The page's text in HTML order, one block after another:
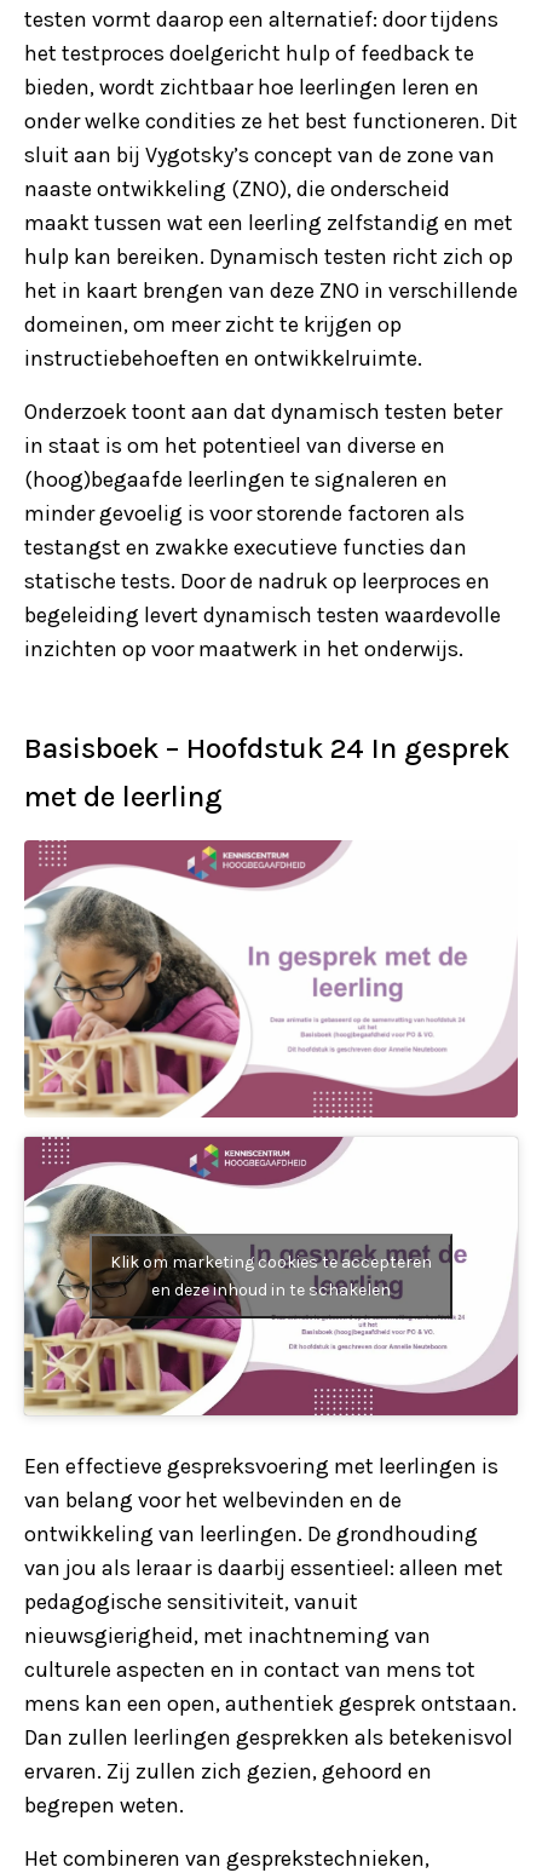
testen vormt daarop een alternatief: door tijdens
het testproces doelgericht hulp of feedback te
bieden, wordt zichtbaar hoe leerlingen leren en
onder welke condities ze het best functioneren. Dit
sluit aan bij Vygotsky’s concept van de zone van
naaste ontwikkeling (ZNO), die onderscheid
maakt tussen wat een leerling zelfstandig en met
hulp kan bereiken. Dynamisch testen richt zich op
het in kaart brengen van deze ZNO in verschillende
domeinen, om meer zicht te krijgen op
instructiebehoeften en ontwikkelruimte.
Onderzoek toont aan dat dynamisch testen beter
in staat is om het potentieel van diverse en
(hoog)begaafde leerlingen te signaleren en
minder gevoelig is voor storende factoren als
testangst en zwakke executieve functies dan
statische tests. Door de nadruk op leerproces en
begeleiding levert dynamisch testen waardevolle
inzichten op voor maatwerk in het onderwijs.
Basisboek – Hoofdstuk 24 In gesprek
met de leerling
Klik om marketing cookies te accepteren
en deze inhoud in te schakelen
Een effectieve gespreksvoering met leerlingen is
van belang voor het welbevinden en de
ontwikkeling van leerlingen. De grondhouding
van jou als leraar is daarbij essentieel: alleen met
pedagogische sensitiviteit, vanuit
nieuwsgierigheid, met inachtneming van
culturele aspecten en in contact van mens tot
mens kan een open, authentiek gesprek ontstaan.
Dan zullen leerlingen gesprekken als betekenisvol
ervaren. Zij zullen zich gezien, gehoord en
begrepen weten.
Het combineren van gesprekstechnieken,